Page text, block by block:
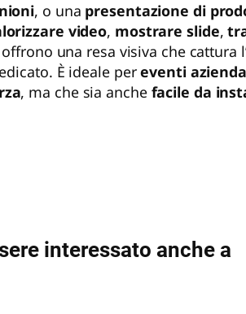
, o una presentazione di
video, mostrare slide,
una resa visiva che cattura
È ideale pereventi
, ma che sia anche facile da
interessato anche a